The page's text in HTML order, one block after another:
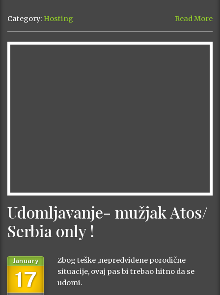
Category: Hosting Read More
Udomljavanje- mužjak Atos/
Serbia only !
17
January
Zbog teške ,nepredviđene porodične
situacije, ovaj pas bi trebao hitno da se
udomi.